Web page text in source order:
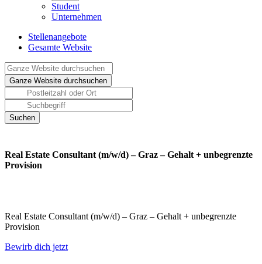
Student
Unternehmen
Stellenangebote
Gesamte Website
Real Estate Consultant (m/w/d) – Graz – Gehalt + unbegrenzte
Provision
Real Estate Consultant (m/w/d) – Graz – Gehalt + unbegrenzte
Provision
Bewirb dich jetzt